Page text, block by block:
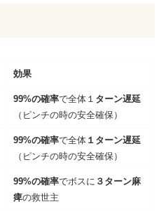
効果
99%の確率で全体１ ターン遅延
（ピンチの時の安全確保）
99%の確率で全体 １ターン遅延
（ピンチの時の安全確保）
99%の確率でボスに ３ターン麻
痺の救世主